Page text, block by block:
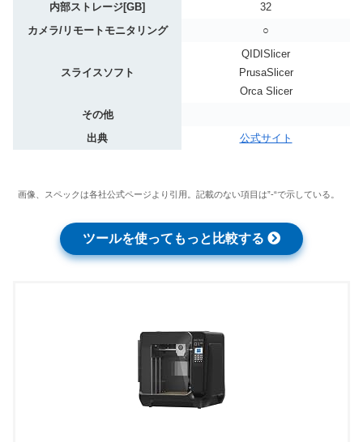
内部ストレージ[GB]
32
カメラ/リモートモニタリング
○
スライスソフト
QIDISlicer
PrusaSlicer
Orca Slicer
その他
出典
公式サイト
画像、スペックは各社公式ページより引用。記載のない項目は”-“で示している。
ツールを使ってもっと比較する